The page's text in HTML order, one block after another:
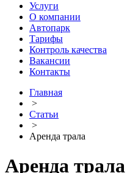
Услуги
О компании
Автопарк
Тарифы
Контроль качества
Вакансии
Контакты
Главная
>
Статьи
>
Аренда трала
Аренда трала